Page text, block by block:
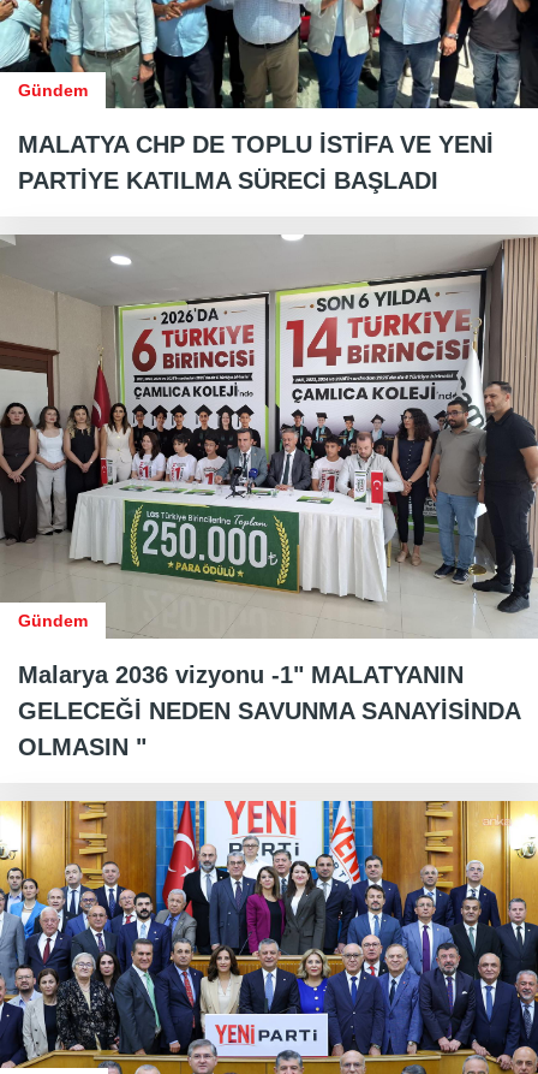
Gündem
MALATYA CHP DE TOPLU İSTİFA VE YENİ
PARTİYE KATILMA SÜRECİ BAŞLADI
Gündem
Malarya 2036 vizyonu -1" MALATYANIN
GELECEĞİ NEDEN SAVUNMA SANAYİSİNDA
OLMASIN "